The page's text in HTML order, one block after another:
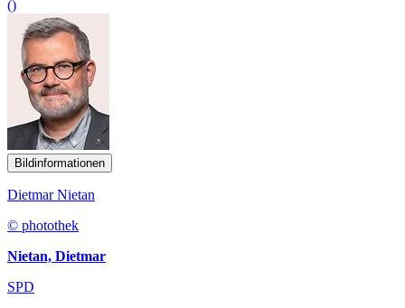
()
Bildinformationen
Dietmar Nietan
© photothek
Nietan, Dietmar
SPD